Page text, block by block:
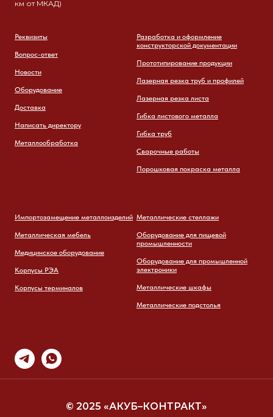
км от МКАД)
Реквизиты
Вопрос-ответ
Новости
Оборудование
Доставка
Написать директору
Металлообработка
Разработка и оформление
конструкторской документации
Прототипирование продукции
Лазерная резка труб и профилей
Лазерная резка листа
Гибка листового металла
Гибка труб
Сварочные работы
Порошковая покраска металла
Импортозамещение металлоизделий
Металлическая мебель
Медицинское оборудование
Корпусы РЭА
Корпусы терминалов
Металлические стеллажи
Оборудование для пищевой
промышленности
Оборудование для промышленной
электроники
Металлические шкафы
Металлические подстолья
© 2025 «АКУБ–КОНТРАКТ»